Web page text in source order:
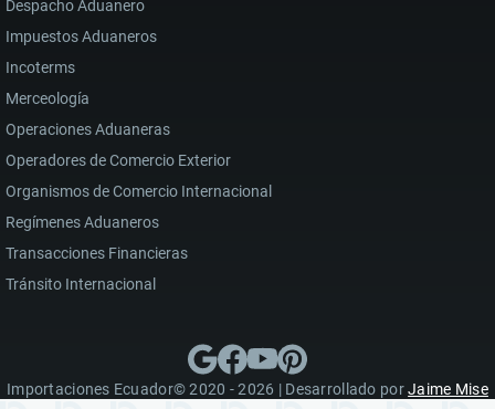
Despacho Aduanero
Impuestos Aduaneros
Incoterms
Merceología
Operaciones Aduaneras
Operadores de Comercio Exterior
Organismos de Comercio Internacional
Regímenes Aduaneros
Transacciones Financieras
Tránsito Internacional
Importaciones Ecuador© 2020 - 2026 | Desarrollado porJaime Mise